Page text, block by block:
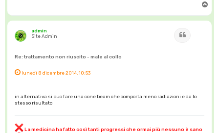
p
admin
Site Admin
Re: trattamento non riuscito - male al collo
lunedì 8 dicembre 2014, 10:53
in alternativa si puo fare una cone beam che comporta meno radiazioni e da lo
stesso risultato
La medicina ha fatto così tanti progressi che ormai più nessuno è sano